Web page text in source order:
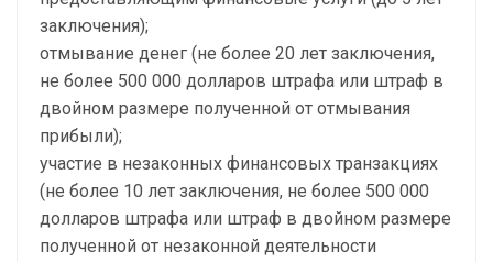
заключения);
отмывание денег (не более 20 лет заключения,
не более 500 000 долларов штрафа или штраф в
двойном размере полученной от отмывания
прибыли);
участие в незаконных финансовых транзакциях
(не более 10 лет заключения, не более 500 000
долларов штрафа или штраф в двойном размере
полученной от незаконной деятельности